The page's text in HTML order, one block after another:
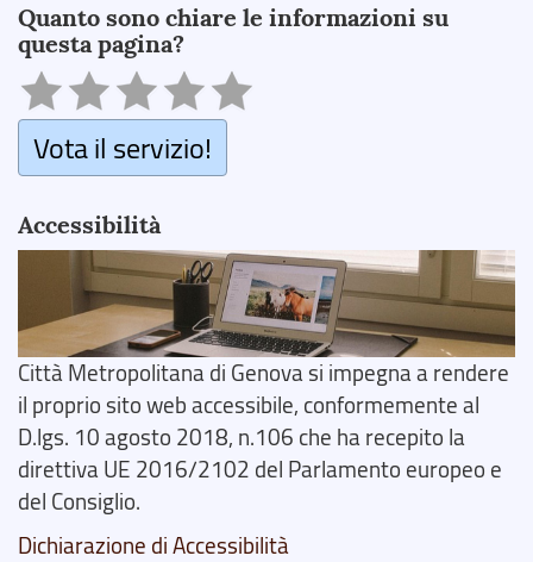
Quanto sono chiare le informazioni su
questa pagina?
Vota il servizio!
Accessibilità
Città Metropolitana di Genova si impegna a rendere
il proprio sito web accessibile, conformemente al
D.lgs. 10 agosto 2018, n.106 che ha recepito la
direttiva UE 2016/2102 del Parlamento europeo e
del Consiglio.
Dichiarazione di Accessibilità